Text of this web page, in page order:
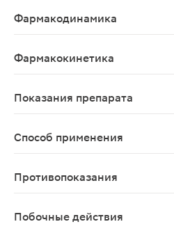
Фармакодинамика
Фармакокинетика
Показания препарата
Способ применения
Противопоказания
Побочные действия